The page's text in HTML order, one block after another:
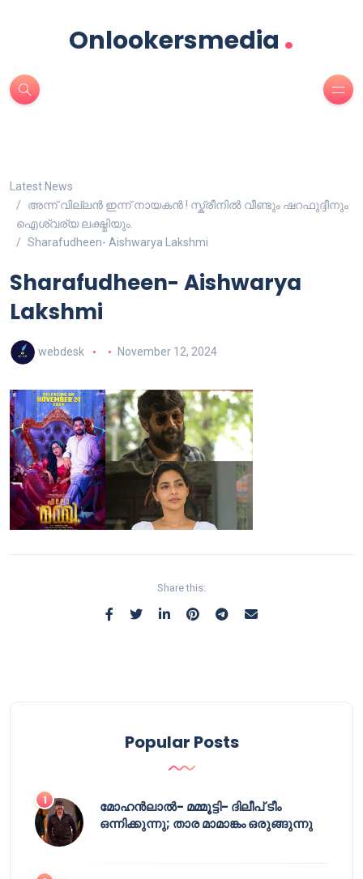
Onlookersmedia .
Latest News
അന്ന് വില്ലൻ ഇന്ന് നായകൻ ! സ്ക്രീനിൽ വീണ്ടും ഷറഫുദ്ദീനും
ഐശ്വര്യ ലക്ഷ്മിയും.
Sharafudheen- Aishwarya Lakshmi
Sharafudheen- Aishwarya
Lakshmi
webdesk November 12, 2024
Share this:
Popular Posts
മോഹൻലാൽ- മമ്മൂട്ടി- ദിലീപ് ടീം
ഒന്നിക്കുന്നു; താര മാമാങ്കം ഒരുങ്ങുന്നു